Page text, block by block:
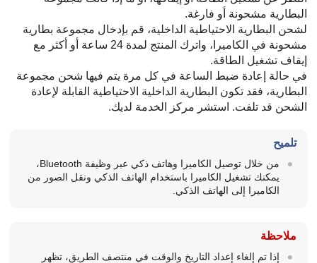
البطارية مشحونة أو فارغة.
لشحن البطارية الاحتياطية الداخلية، قم بإدخال مجموعة بطارية
مشحونة في الكاميرا، واترك المنتج لمدة 24 ساعة أو أكثر مع
إيقاف تشغيل الطاقة.
في حالة إعادة ضبط الساعة في كل مرة يتم فيها شحن مجموعة
البطارية، فقد تكون البطارية الداخلية الاحتياطية القابلة لإعادة
الشحن قد تلفت. استشر مركز الخدمة لديك.
تلميح
من خلال توصيل الكاميرا وهاتف ذكي عبر وظيفة Bluetooth،
يمكنك تشغيل الكاميرا باستخدام الهاتف الذكي ونقل الصور من
الكاميرا إلى الهاتف الذكي.
ملاحظة
إذا تم إلغاء إعداد التاريخ والوقت في منتصف الطريق، تظهر